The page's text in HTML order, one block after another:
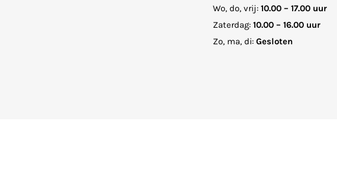
Wo, do, vrij: 10.00 – 17.00 uur
Zaterdag:10.00 – 16.00 uur
Zo, ma, di:Gesloten